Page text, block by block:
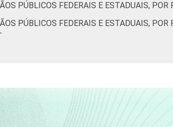
PÚBLICOS FEDERAIS E ESTADUAIS,
PÚBLICOS FEDERAIS E ESTADUAIS,